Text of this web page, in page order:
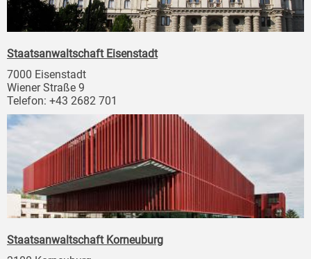
Staatsanwaltschaft Eisenstadt
7000 Eisenstadt
Wiener Straße 9
Telefon: +43 2682 701
Staatsanwaltschaft Korneuburg